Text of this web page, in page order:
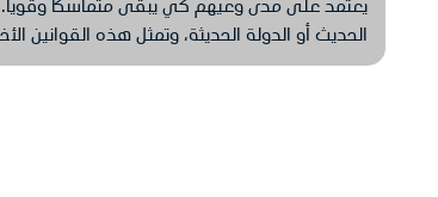
الحديث أو الدولة الحديثة، وتمثل هذه القوانين